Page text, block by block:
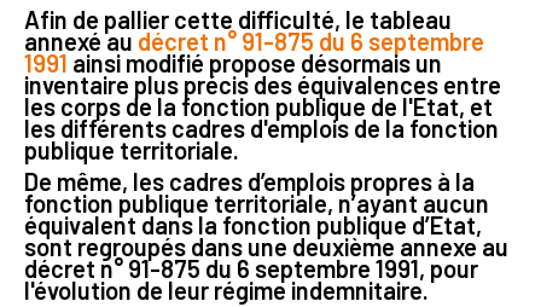
Afin de pallier cette difficulté, le tableau
annexé au décret n° 91-875 du 6 septembre
1991 ainsi modifié propose désormais un
inventaire plus précis des équivalences entre
les corps de la fonction publique de l'Etat, et
les différents cadres d'emplois de la fonction
publique territoriale.
De même, les cadres d’emplois propres à la
fonction publique territoriale, n’ayant aucun
équivalent dans la fonction publique d’Etat,
sont regroupés dans une deuxième annexe au
décret n° 91-875 du 6 septembre 1991, pour
l'évolution de leur régime indemnitaire.